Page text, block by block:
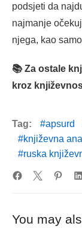
podsjeti da
najmanje
njega, kao
📚 Za ostale
kroz
Tag: apsurd
književna
ruska
You may